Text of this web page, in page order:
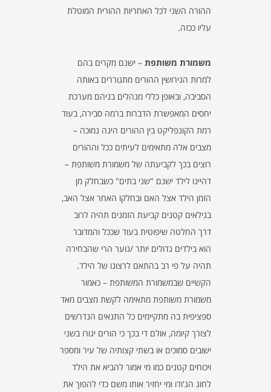
ההורה השני לכל האחריות ההורית המוטלת
עליו ככזה.
משמורת משותפת – ישנם מקרים בהם
למרות הגירושין ההורים מתגוררים באותה
הסביבה, ובאופן כללי מנהלים בניהם מערכת
יחסים המאפשרת הדברות ברמה סבירה, בעוד
רמת הקונפליקט בין ההורים הינה נמוכה –
מצבים אלה מתאימים לעיתים ככל וההורים
רוצים בכך לקביעתה של משמורת משותפת –
דהיינו לילד ישנם "שני בתים" כשבחלק מן
הזמן הילד אצל האם ובחלקו האחר אצל האב,
בגילאים קטנים קביעת הזמנים תהיה לרוב
דרך החלטה שיפוטית בעוד שככל והמדובר
הוא בילדים גדולים יותר /נוער הרי שהבחירה
תהיה על פי רב בהתאם לרצונו של הילד.
הקשיים שבמשמורת המשותפת – כאמור
משמורת משותפת מתאימה לקשת מצבים מאד
ספציפית בה מתקיימים כל התנאים הנדרשים
לצורך קיומה, אולם די בכך כי הורים יגורו בשני
ישובים סמוכים או בשתי קצותיה של עיר ומספר
ויכוחים קטנים כמו מי אמור להביא את הילד
לחוג הג'ודו ומי יחזיר אותו משם כדי להפוך את